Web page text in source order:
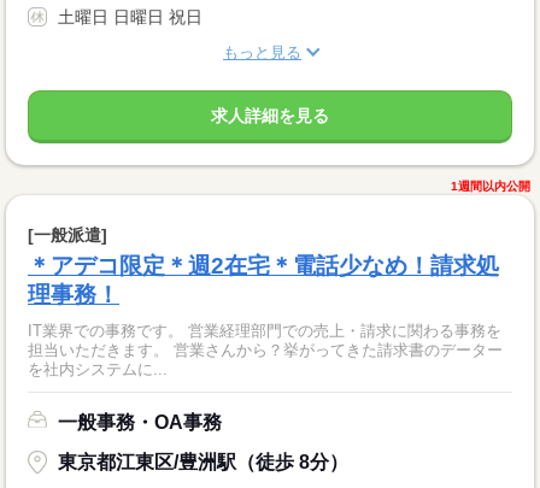
土曜日 日曜日 祝日
もっと見る
求人詳細を見る
1週間以内公開
[一般派遣]
＊アデコ限定＊週2在宅＊電話少なめ！請求処
理事務！
IT業界での事務です。 営業経理部門での売上・請求に関わる事務を
担当いただきます。 営業さんから？挙がってきた請求書のデーター
を社内システムに...
一般事務・OA事務
東京都江東区/豊洲駅（徒歩 8分）